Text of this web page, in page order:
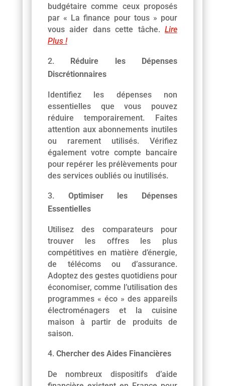
budgétaire comme ceux proposés
par « La finance pour tous » pour
vous aider dans cette tâche. Lire
Plus !
Réduire les Dépenses
Discrétionnaires
Identifiez les dépenses non
essentielles que vous pouvez
réduire temporairement. Faites
attention aux abonnements inutiles
ou rarement utilisés. Vérifiez
également votre compte bancaire
pour repérer les prélèvements pour
des services oubliés ou inutilisés.
Optimiser les Dépenses
Essentielles
Utilisez des comparateurs pour
trouver les offres les plus
compétitives en matière d’énergie,
de télécoms ou d’assurance.
Adoptez des gestes quotidiens pour
économiser, comme l’utilisation des
programmes « éco » des appareils
électroménagers et la cuisine
maison à partir de produits de
saison.
Chercher des Aides Financières
De nombreux dispositifs d’aide